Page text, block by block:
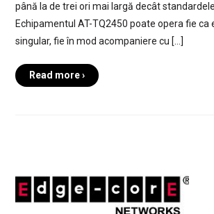
până la de trei ori mai largă decât
Echipamentul AT-TQ2450 poate opera fie ca
singular, fie în mod acompaniere cu […]
Read more ›